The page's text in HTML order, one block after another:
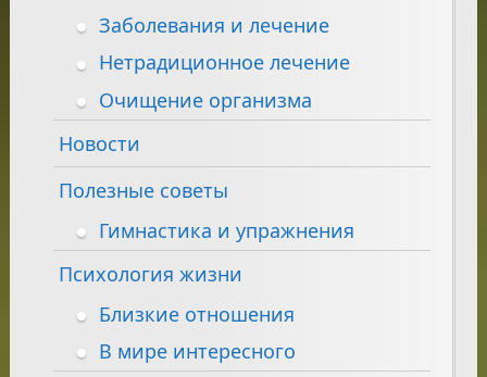
Заболевания и лечение
Нетрадиционное лечение
Очищение организма
Новости
Полезные советы
Гимнастика и упражнения
Психология жизни
Близкие отношения
В мире интересного